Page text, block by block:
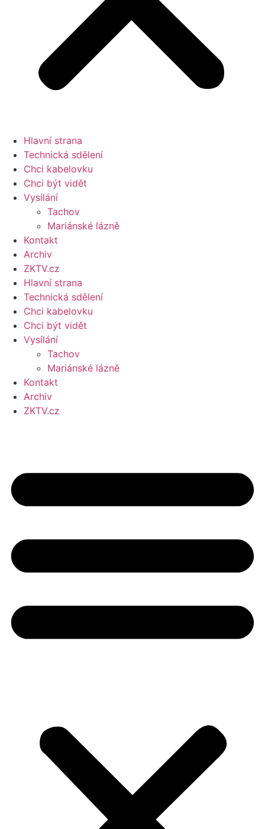
Hlavní strana
Technická sdělení
Chci kabelovku
Chci být vidět
Vysílání
Tachov
Mariánské lázně
Kontakt
Archiv
ZKTV.cz
Hlavní strana
Technická sdělení
Chci kabelovku
Chci být vidět
Vysílání
Tachov
Mariánské lázně
Kontakt
Archiv
ZKTV.cz